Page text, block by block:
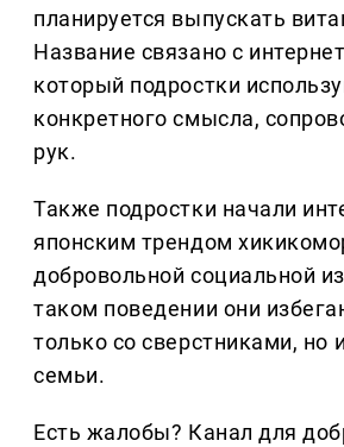
планируется выпускать
Название связано с
который подростки
конкретного смысла,
рук.
Также подростки начали
японским трендом
добровольной социальной
таком поведении они
только со сверстниками, но
семьи.
Есть жалобы? Канал для